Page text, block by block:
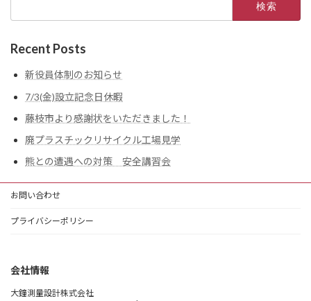
Recent Posts
新役員体制のお知らせ
7/3(金)設立記念日休暇
藤枝市より感謝状をいただきました！
廃プラスチックリサイクル工場見学
熊との遭遇への対策 安全講習会
お問い合わせ
プライバシーポリシー
会社情報
大鐘測量設計株式会社